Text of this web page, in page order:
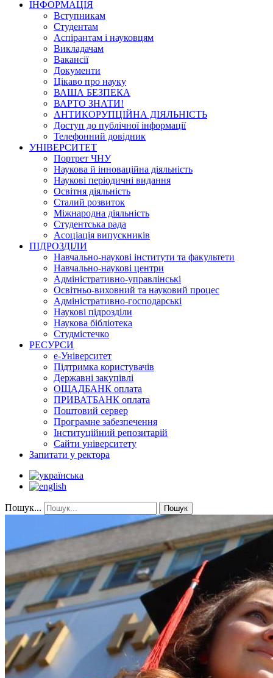
ІНФОРМАЦІЯ
Вступникам
Студентам
Аспірантам і науковцям
Викладачам
Вакансії
Документи
Цікаво про науку
ВАША БЕЗПЕКА
ВАРТО ЗНАТИ!
АНТИКОРУПЦІЙНА ДІЯЛЬНІСТЬ
Доступ до публічної інформації
Телефонний довідник
УНІВЕРСИТЕТ
Портрет ЧНУ
Наукова й інноваційна діяльність
Наукові періодичні видання
Освітня діяльність
Сталий розвиток
Міжнародна діяльність
Студентська рада
Асоціація випускників
ПІДРОЗДІЛИ
Навчально-наукові інститути та факультети
Навчально-наукові центри
Адміністративно-управлінські
Освітньо-виховний та науковий процес
Адміністративно-господарські
Наукові підрозділи
Наукова бібліотека
Студмістечко
РЕСУРСИ
е-Університет
Підтримка користувачів
Державні закупівлі
ОЩАДБАНК оплата
ПРИВАТБАНК оплата
Поштовий сервер
Програмне забезпечення
Інституційний репозитарій
Сайти університету
Запитати у ректора
Пошук... Пошук